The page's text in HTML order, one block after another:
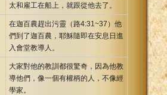
太和雇工在船上，就跟從他去了。
在迦百農趕出污靈（路4:31~37）他
們到了迦百農，耶穌隨即在安息日進
入會堂教導人。
大家對他的教訓都很驚奇，因為他教
導他們，像一個有權柄的人，不像經
學家。